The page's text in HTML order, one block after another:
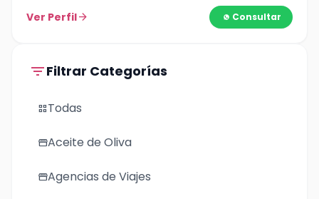
Ver Perfilarrow_forward Consultar
filter_listFiltrar Categorías
grid_viewTodas
storefrontAceite de Oliva
storefrontAgencias de Viajes